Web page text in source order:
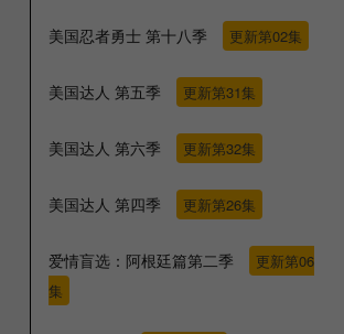
美国忍者勇士 第十八季 更新第02集
美国达人 第五季 更新第31集
美国达人 第六季 更新第32集
美国达人 第四季 更新第26集
爱情盲选：阿根廷篇第二季
更新第06
集